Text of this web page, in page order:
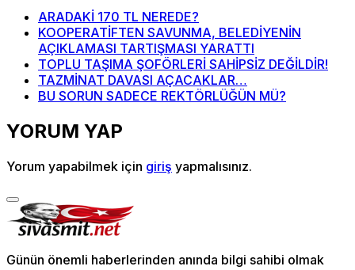
ARADAKİ 170 TL NEREDE?
KOOPERATİFTEN SAVUNMA, BELEDİYENİN
AÇIKLAMASI TARTIŞMASI YARATTI
TOPLU TAŞIMA ŞOFÖRLERİ SAHİPSİZ DEĞİLDİR!
TAZMİNAT DAVASI AÇACAKLAR…
BU SORUN SADECE REKTÖRLÜĞÜN MÜ?
YORUM YAP
Yorum yapabilmek için giriş yapmalısınız.
Günün önemli haberlerinden anında bilgi sahibi olmak